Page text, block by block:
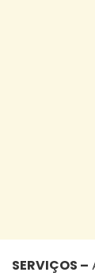
SERVIÇOS –